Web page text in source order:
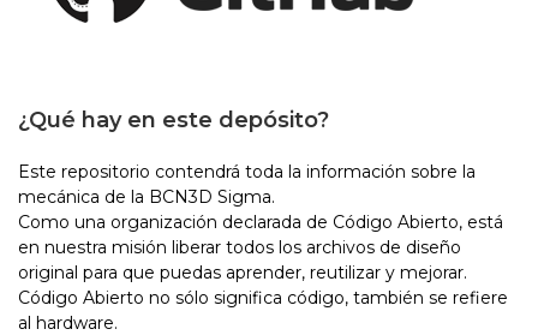
¿Qué hay en este depósito?
Este repositorio contendrá toda la información sobre la
mecánica de la BCN3D Sigma.
Como una organización declarada de Código Abierto, está
en nuestra misión liberar todos los archivos de diseño
original para que puedas aprender, reutilizar y mejorar.
Código Abierto no sólo significa código, también se refiere
al hardware.